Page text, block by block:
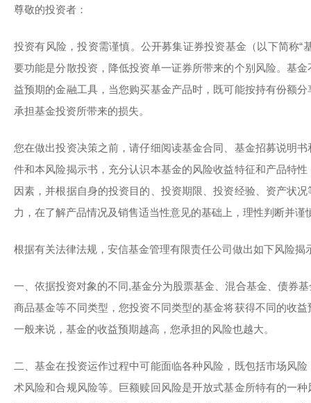
尊敬的投资者：
投资有风险，投资需谨慎。公开募集证券投资基金（以下简称“
要功能是分散投资，降低投资单一证券所带来的个别风险。基
益预期的金融工具，当您购买基金产品时，既可能按持有份额
承担基金投资所带来的损失。
您在做出投资决策之前，请仔细阅读基金合同、基金招募说明
件和本风险揭示书，充分认识本基金的风险收益特征和产品特
因素，并根据自身的投资目的、投资期限、投资经验、资产状
力，在了解产品情况及销售适当性意见的基础上，理性判断并谨
根据有关法律法规，安信基金管理有限责任公司做出如下风险揭
一、依据投资对象的不同,基金分为股票基金、混合基金、债券
商品基金等不同类型，您投资不同类型的基金将获得不同的收
一般来说，基金的收益预期越高，您承担的风险也越大。
二、基金在投资运作过程中可能面临各种风险，既包括市场风
术风险和合规风险等。巨额赎回风险是开放式基金所特有的一